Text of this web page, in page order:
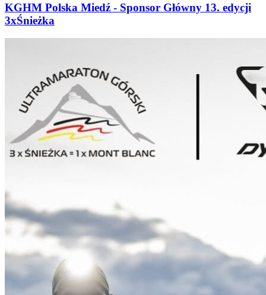
KGHM Polska Miedź - Sponsor Główny 13. edycji
3xŚnieżka